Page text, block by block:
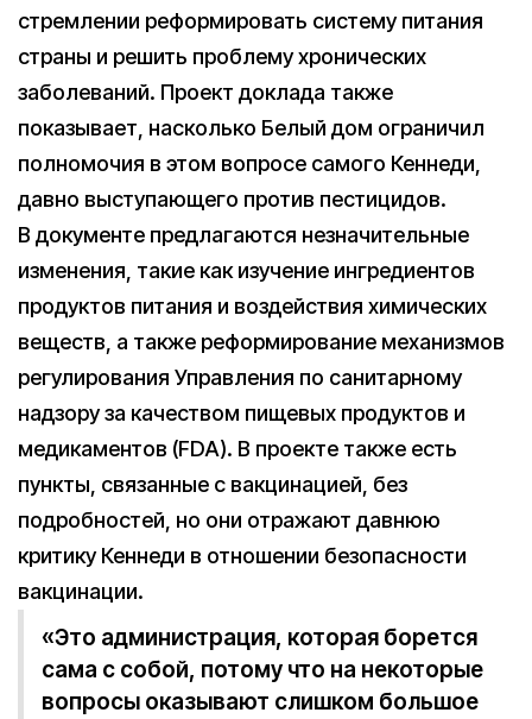
стремлении реформировать систему питания
страны и решить проблему хронических
заболеваний. Проект доклада также
показывает, насколько Белый дом ограничил
полномочия в этом вопросе самого Кеннеди,
давно выступающего против пестицидов.
В документе предлагаются незначительные
изменения, такие как изучение ингредиентов
продуктов питания и воздействия химических
веществ, а также реформирование механизмов
регулирования Управления по санитарному
надзору за качеством пищевых продуктов и
медикаментов (FDA). В проекте также есть
пункты, связанные с вакцинацией, без
подробностей, но они отражают давнюю
критику Кеннеди в отношении безопасности
вакцинации.
«Это администрация, которая борется
сама с собой, потому что на некоторые
вопросы оказывают слишком большое